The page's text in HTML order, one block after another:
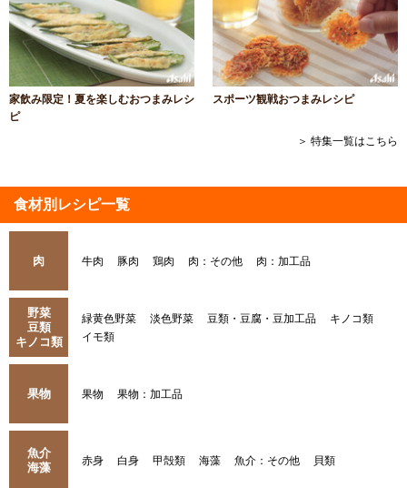
家飲み限定！夏を楽しむおつまみレシ
ピ
スポーツ観戦おつまみレシピ
＞ 特集一覧はこちら
食材別レシピ一覧
肉 牛肉 豚肉 鶏肉 肉：その他 肉：加工品
野菜
豆類
キノコ類
緑黄色野菜 淡色野菜 豆類・豆腐・豆加工品
キノコ類
イモ類
果物 果物 果物：加工品
魚介
海藻
赤身 白身 甲殻類 海藻 魚介：その他 貝類